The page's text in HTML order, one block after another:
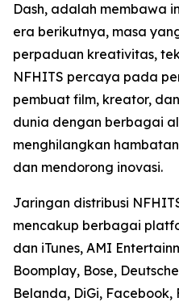
Dash, adalah membawa
era berikutnya, masa
perpaduan kreativitas,
NFHITS percaya pada
pembuat film, kreator,
dunia dengan berbagai
menghilangkan
dan mendorong inovasi.
Jaringan distribusi
mencakup berbagai
dan iTunes, AMI
Boomplay, Bose,
Belanda, DiGi, Facebook,